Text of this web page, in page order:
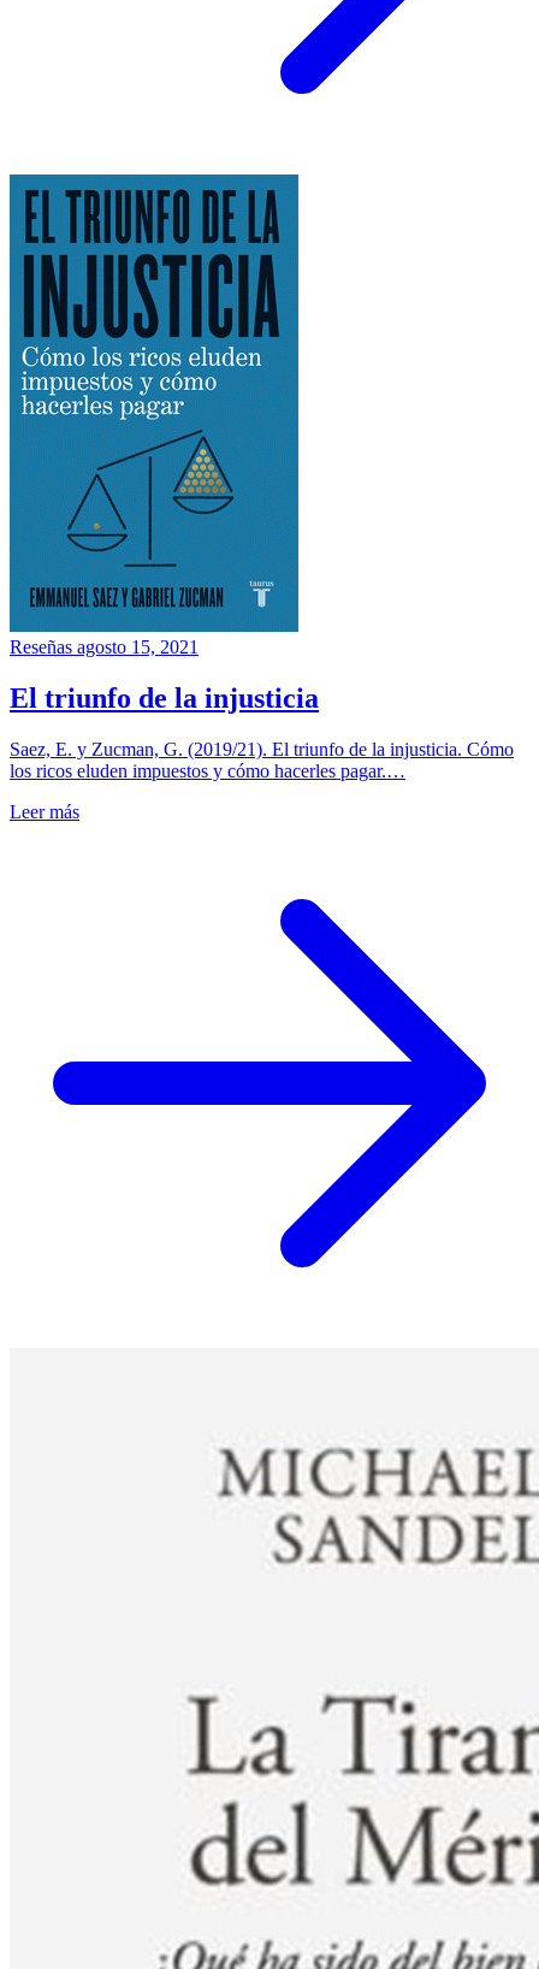
Reseñas agosto 15, 2021
El triunfo de la injusticia
Saez, E. y Zucman, G. (2019/21). El triunfo de la injusticia. Cómo
los ricos eluden impuestos y cómo hacerles pagar.…
Leer más